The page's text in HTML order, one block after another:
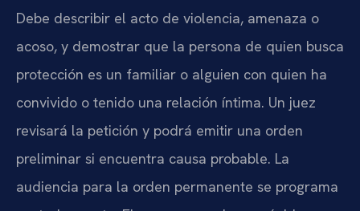
Debe describir el acto de violencia, amenaza o
acoso, y demostrar que la persona de quien busca
protección es un familiar o alguien con quien ha
convivido o tenido una relación íntima. Un juez
revisará la petición y podrá emitir una orden
preliminar si encuentra causa probable. La
audiencia para la orden permanente se programa